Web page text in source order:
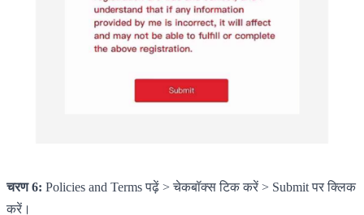
चरण 6: Policies and Terms पढ़ें > चेकबॉक्स टिक करें > Submit पर क्लिक
करें।